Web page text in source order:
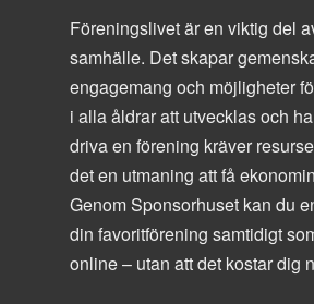
Föreningslivet är en viktig del
samhälle. Det skapar
engagemang och möjligheter
i alla åldrar att utvecklas och
driva en förening kräver
det en utmaning att få
Genom Sponsorhuset kan du
din favoritförening samtidigt
online – utan att det kostar dig